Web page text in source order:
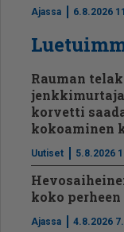
Ajassa 6.8.2026
Rauman
korvetti
kokoaminen
Uutiset 5.8.2026
koko
Ajassa 4.8.2026